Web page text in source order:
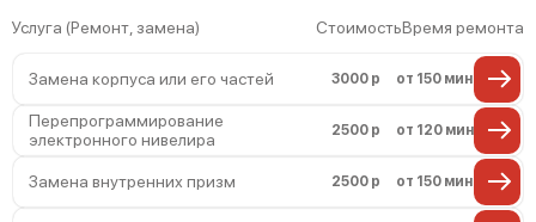
Услуга (Ремонт, замена) СтоимостьВремя ремонта
Замена корпуса или его частей 3000 р от 150 мин
Перепрограммирование
электронного нивелира
2500 р от 120 мин
Замена внутренних призм 2500 р от 150 мин